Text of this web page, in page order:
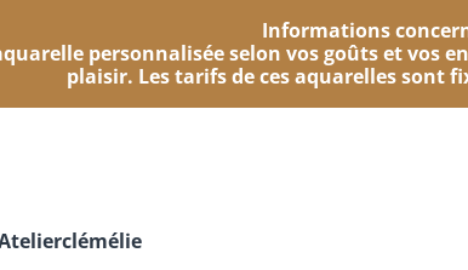
Informations
personnalisée selon vos goûts et vos
plaisir. Les tarifs de ces aquarelles sont